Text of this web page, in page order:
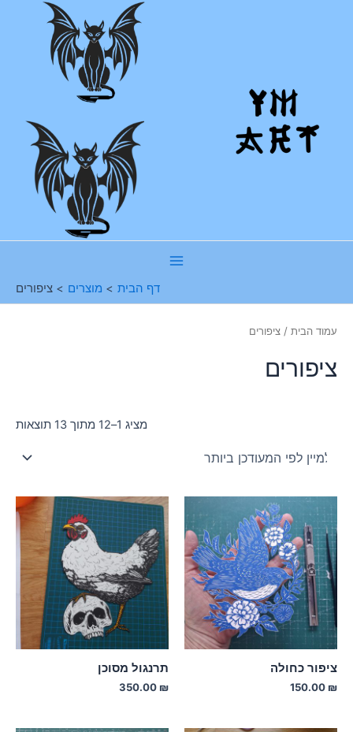
Menu
דף הבית מוצרים ציפורים
עמוד הבית / ציפורים
ציפורים
מציג 1–12 מתוך 13 תוצאות
ציפור כחולה
150.00 ₪
תרנגול מסוכן
350.00 ₪